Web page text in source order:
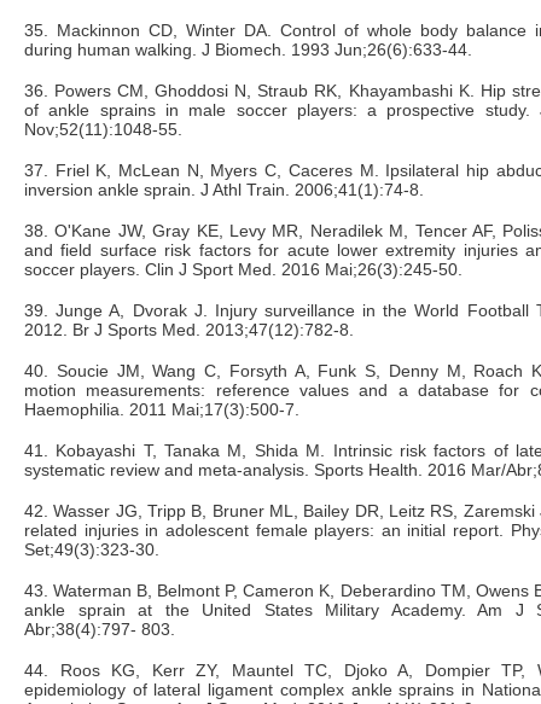
35. Mackinnon CD, Winter DA. Control of whole body balance
during human walking. J Biomech. 1993 Jun;26(6):633-44.
36. Powers CM, Ghoddosi N, Straub RK, Khayambashi K. Hip
of ankle sprains in male soccer players: a prospective study.
Nov;52(11):1048-55.
37. Friel K, McLean N, Myers C, Caceres M. Ipsilateral hip
inversion ankle sprain. J Athl Train. 2006;41(1):74-8.
38. O'Kane JW, Gray KE, Levy MR, Neradilek M, Tencer AF,
and field surface risk factors for acute lower extremity injuries
soccer players. Clin J Sport Med. 2016 Mai;26(3):245-50.
39. Junge A, Dvorak J. Injury surveillance in the World Football
2012. Br J Sports Med. 2013;47(12):782-8.
40. Soucie JM, Wang C, Forsyth A, Funk S, Denny M, Roach
motion measurements: reference values and a database for
Haemophilia. 2011 Mai;17(3):500-7.
41. Kobayashi T, Tanaka M, Shida M. Intrinsic risk factors of
systematic review and meta-analysis. Sports Health. 2016 Mar/
42. Wasser JG, Tripp B, Bruner ML, Bailey DR, Leitz RS, Zaremski
related injuries in adolescent female players: an initial report.
Set;49(3):323-30.
43. Waterman B, Belmont P, Cameron K, Deberardino TM, Owens
ankle sprain at the United States Military Academy. Am J
Abr;38(4):797- 803.
44. Roos KG, Kerr ZY, Mauntel TC, Djoko A, Dompier TP,
epidemiology of lateral ligament complex ankle sprains in